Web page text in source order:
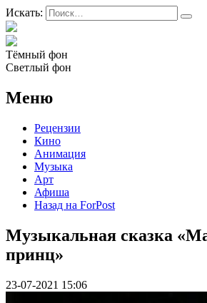
Искать:
Тёмный фон
Светлый фон
Меню
Рецензии
Кино
Анимация
Музыка
Арт
Афиша
Назад на ForPost
Музыкальная сказка
принц»
23-07-2021 15:06